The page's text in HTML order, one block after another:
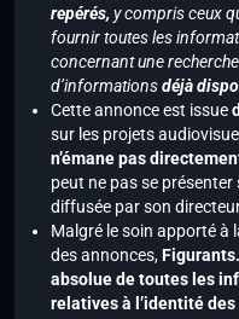
repérés, y compris ceux
fournir toutes les
concernant une
d’informationsdéjà
Cette annonce est issue
sur les projets
n’émane pas
peut ne pas se
diffusée par son
Malgré le soin apporté à
des annonces,
absolue de toutes les
relatives à l’identité